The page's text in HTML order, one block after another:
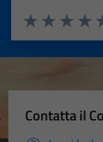
Valuta 3
Valuta 2
Valuta 1 stelle
Contatta il